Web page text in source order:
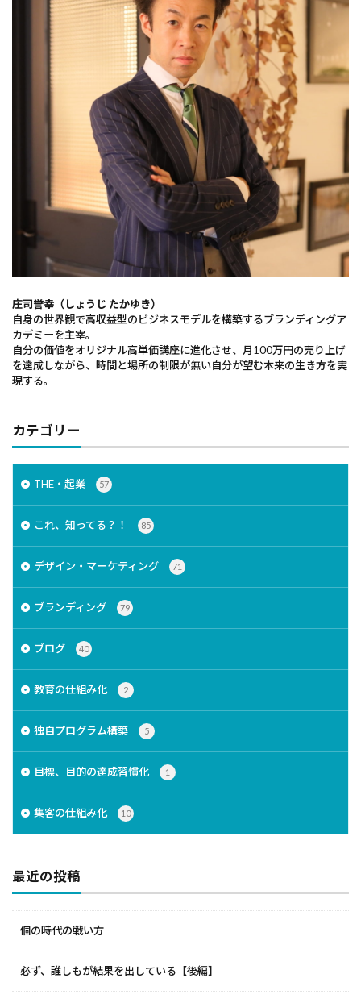
庄司誉幸（しょうじ たかゆき）
自身の世界観で高収益型のビジネスモデルを構築するブランディングア
カデミーを主宰。
自分の価値をオリジナル高単価講座に進化させ、月100万円の売り上げ
を達成しながら、時間と場所の制限が無い自分が望む本来の生き方を実
現する。
カテゴリー
THE・起業 57
これ、知ってる？！ 85
デザイン・マーケティング 71
ブランディング 79
ブログ 40
教育の仕組み化 2
独自プログラム構築 5
目標、目的の達成習慣化 1
集客の仕組み化 10
最近の投稿
個の時代の戦い方
必ず、誰しもが結果を出している【後編】